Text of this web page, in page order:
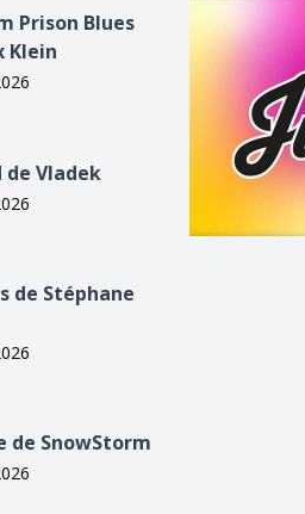
Klein
Prison Blues
Klein
de Vladek
de Stéphane
de SnowStorm